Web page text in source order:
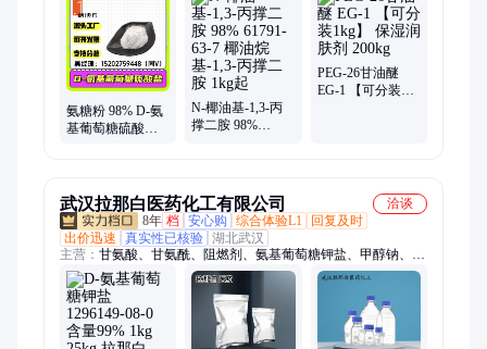
碳酸镉、磷酸铝、银墨水、椰油胺、封装胶、化合物、桦木油、
稀释剂、羟乙基、乙硫氮、润肤剂、球虫酯、矮壮素、异龙脑
氨糖粉 98% D-氨
基葡萄糖硫酸盐
N-椰油基-1,3-丙
撑二胺 98%
PEG-26甘油醚
EG-1 【可分装
武汉拉那白医药化工有限公司
洽谈
8年 档 安心购 综合体验L1
回复及时
出价迅速
真实性已核验 湖北武汉
主营： 甘氨酸、甘氨酰、阻燃剂、氨基葡萄糖钾盐、甲醇钠、蒽
甲酯、十八酸、溴壬烷、肉桂醇、葱油醇、肉桂醛、异丁酯、赖
氨酸、叔丁醇、多佐胺、醛试剂、醇酯-12、乙氧基、脯氨酸、
牛胆粉、癸酸酯、化合物、氟苯基、敏材料、氨酰胺、扁油酸